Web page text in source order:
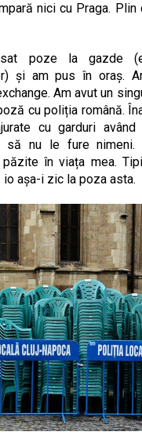
nici cu Praga. Plin
poze la gazde
și am pus în oraș.
Am avut un
cu poliția română.
cu garduri având
să nu le fure nimeni.
în viața mea.
așa-i zic la poza asta.